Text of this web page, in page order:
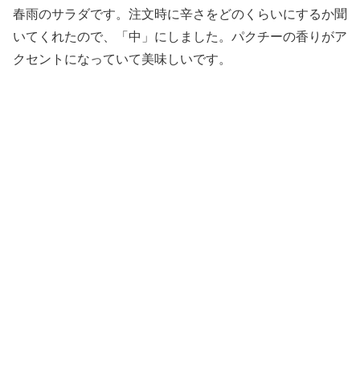
春雨のサラダです。注文時に辛さをどのくらいにするか聞
いてくれたので、「中」にしました。パクチーの香りがア
クセントになっていて美味しいです。